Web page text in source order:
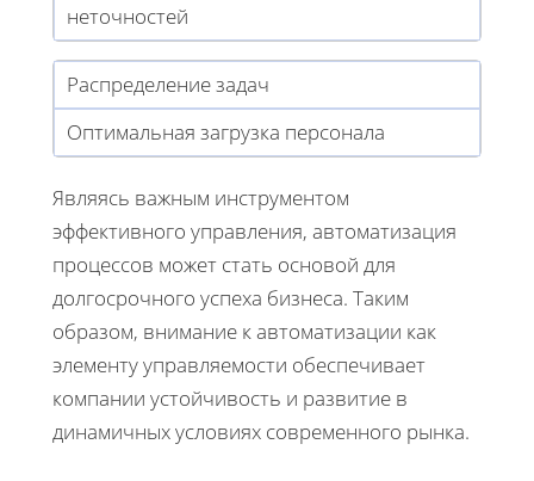
неточностей
Распределение задач
Оптимальная загрузка персонала
Являясь важным инструментом
эффективного управления, автоматизация
процессов может стать основой для
долгосрочного успеха бизнеса. Таким
образом, внимание к автоматизации как
элементу управляемости обеспечивает
компании устойчивость и развитие в
динамичных условиях современного рынка.